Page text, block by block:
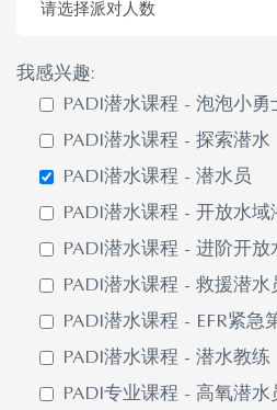
我感兴趣:
PADI潜水课程 - 泡泡小勇
PADI潜水课程 - 探索潜水
PADI潜水课程 - 潜水员
PADI潜水课程 - 开放水域
PADI潜水课程 - 进阶开放
PADI潜水课程 - 救援潜水
PADI潜水课程 - EFR紧急
PADI潜水课程 - 潜水教练
PADI专业课程 - 高氧潜水